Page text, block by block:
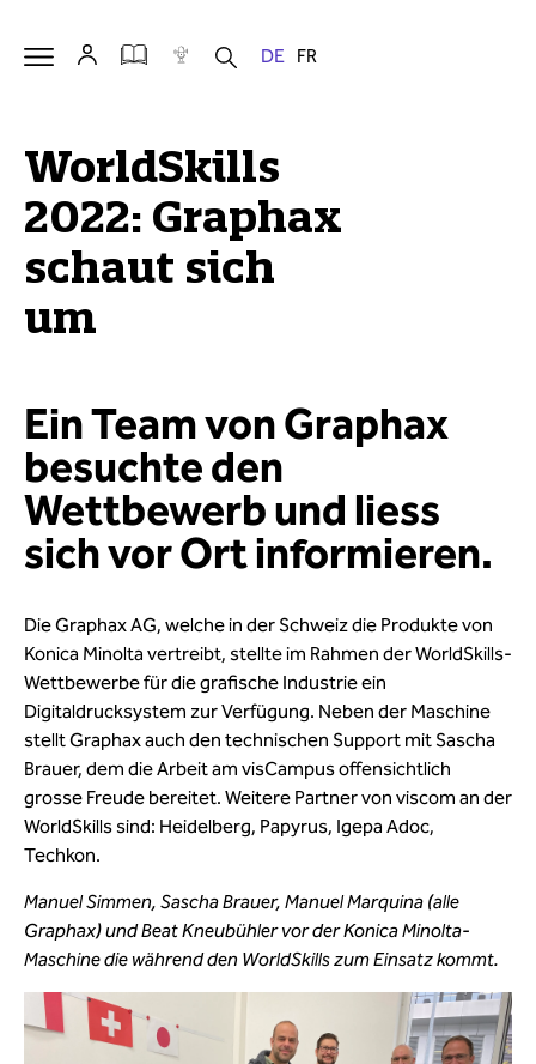
WorldSkills
2022: Graphax
schaut sich
um
Ein Team von Graphax
besuchte den
Wettbewerb und liess
sich vor Ort informieren.
Die Graphax AG, welche in der Schweiz die Produkte von
Konica Minolta vertreibt, stellte im Rahmen der WorldSkills-
Wettbewerbe für die grafische Industrie ein
Digitaldrucksystem zur Verfügung. Neben der Maschine
stellt Graphax auch den technischen Support mit Sascha
Brauer, dem die Arbeit am visCampus offensichtlich
grosse Freude bereitet. Weitere Partner von viscom an der
WorldSkills sind: Heidelberg, Papyrus, Igepa Adoc,
Techkon.
Manuel Simmen, Sascha Brauer, Manuel Marquina (alle
Graphax) und Beat Kneubühler vor der Konica Minolta-
Maschine die während den WorldSkills zum Einsatz kommt.